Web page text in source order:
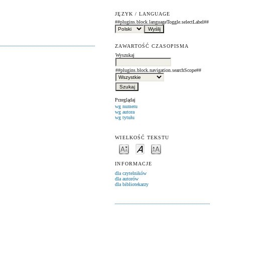
JĘZYK / LANGUAGE
##plugins.block.languageToggle.selectLabel##
ZAWARTOŚĆ CZASOPISMA
Wyszukaj
##plugins.block.navigation.searchScope##
Przeglądaj
wg numeru
wg autora
wg tytułu
WIELKOŚĆ TEKSTU
INFORMACJE
dla czytelników
dla autorów
dla bibliotekarzy